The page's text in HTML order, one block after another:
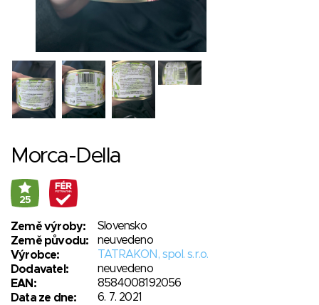
Morca-Della
25
Země výroby:
Slovensko
Země původu:
neuvedeno
Výrobce:
TATRAKON, spol. s.r.o.
Dodavatel:
neuvedeno
EAN:
8584008192056
Data ze dne:
6. 7. 2021